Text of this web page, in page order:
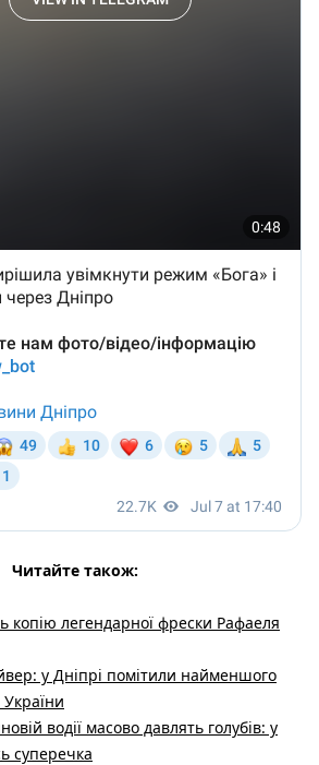
Читайте також:
легендарної фрески Рафаеля
у Дніпрі помітили найменшого
водії масово давлять голубів: у
суперечка